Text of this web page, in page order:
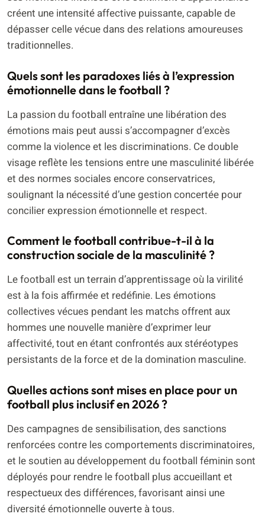
créent une intensité affective puissante, capable de
dépasser celle vécue dans des relations amoureuses
traditionnelles.
Quels sont les paradoxes liés à l’expression
émotionnelle dans le football ?
La passion du football entraîne une libération des
émotions mais peut aussi s’accompagner d’excès
comme la violence et les discriminations. Ce double
visage reflète les tensions entre une masculinité libérée
et des normes sociales encore conservatrices,
soulignant la nécessité d’une gestion concertée pour
concilier expression émotionnelle et respect.
Comment le football contribue-t-il à la
construction sociale de la masculinité ?
Le football est un terrain d’apprentissage où la virilité
est à la fois affirmée et redéfinie. Les émotions
collectives vécues pendant les matchs offrent aux
hommes une nouvelle manière d’exprimer leur
affectivité, tout en étant confrontés aux stéréotypes
persistants de la force et de la domination masculine.
Quelles actions sont mises en place pour un
football plus inclusif en 2026 ?
Des campagnes de sensibilisation, des sanctions
renforcées contre les comportements discriminatoires,
et le soutien au développement du football féminin sont
déployés pour rendre le football plus accueillant et
respectueux des différences, favorisant ainsi une
diversité émotionnelle ouverte à tous.